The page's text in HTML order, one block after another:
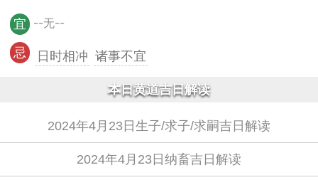
宜 --无--
忌 日时相冲 诸事不宜
本日黄道吉日解读
2024年4月23日生子/求子/求嗣吉日解读
2024年4月23日纳畜吉日解读